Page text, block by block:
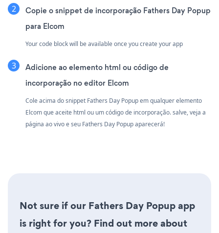
Copie o snippet de incorporação Fathers Day Popup
para Elcom
Your code block will be available once you create your app
Adicione ao elemento html ou código de
incorporação no editor Elcom
Cole acima do snippet Fathers Day Popup em qualquer elemento
Elcom que aceite html ou um código de incorporação. salve, veja a
página ao vivo e seu Fathers Day Popup aparecerá!
Not sure if our Fathers Day Popup app
is right for you? Find out more about